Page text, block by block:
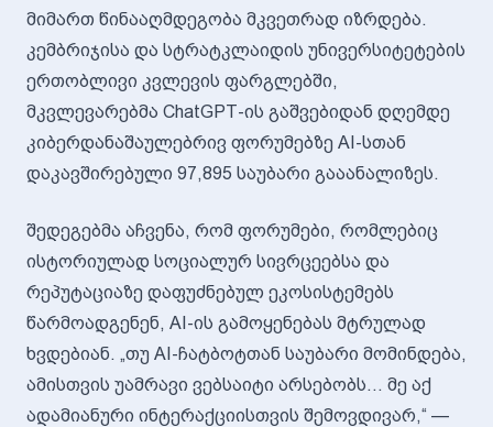
მიმართ წინააღმდეგობა მკვეთრად იზრდება.
კემბრიჯისა და სტრატკლაიდის უნივერსიტეტების
ერთობლივი კვლევის ფარგლებში,
მკვლევარებმა ChatGPT-ის გაშვებიდან დღემდე
კიბერდანაშაულებრივ ფორუმებზე AI-სთან
დაკავშირებული 97,895 საუბარი გააანალიზეს.
შედეგებმა აჩვენა, რომ ფორუმები, რომლებიც
ისტორიულად სოციალურ სივრცეებსა და
რეპუტაციაზე დაფუძნებულ ეკოსისტემებს
წარმოადგენენ, AI-ის გამოყენებას მტრულად
ხვდებიან. „თუ AI-ჩატბოტთან საუბარი მომინდება,
ამისთვის უამრავი ვებსაიტი არსებობს... მე აქ
ადამიანური ინტერაქციისთვის შემოვდივარ,“ —